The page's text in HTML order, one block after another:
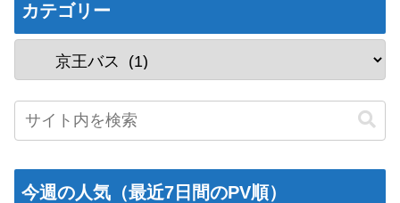
カテゴリー
今週の人気（最近7日間のPV順）